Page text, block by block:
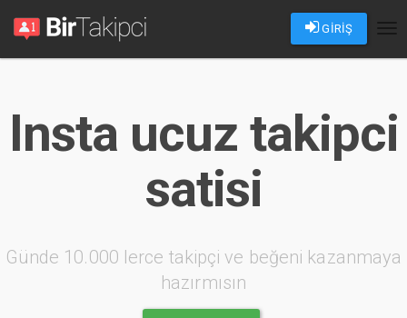
GİRİŞ
Insta ucuz takipci
satisi
Günde 10.000 lerce takipçi ve beğeni kazanmaya
hazırmısın